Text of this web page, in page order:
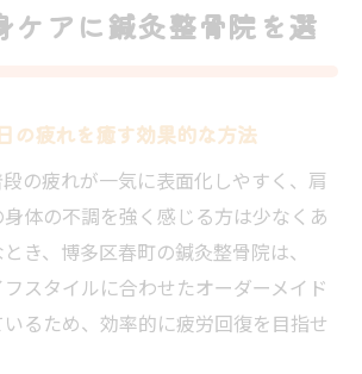
う鍼灸整骨院選びが心身ケアの第
受けられる鍼灸整骨院体験
日も通える鍼灸整骨院の魅力を紹
スできる鍼灸整骨院体験で休日充
ケアに鍼灸整骨院を選
の疲れを癒す効果的な方法
の疲れが一気に表面化しやすく、肩
体の不調を強く感じる方は少なくあ
き、博多区春町の鍼灸整骨院は、
スタイルに合わせたオーダーメイド
るため、効率的に疲労回復を目指せ